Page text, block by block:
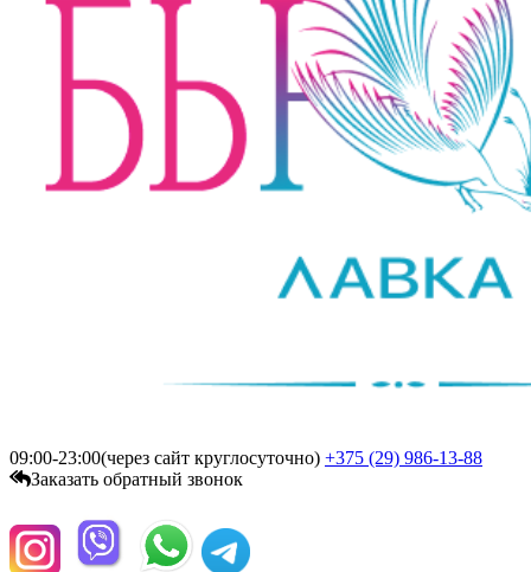
09:00-23:00(через сайт круглосуточно) +375 (29) 986-13-88
Заказать обратный звонок